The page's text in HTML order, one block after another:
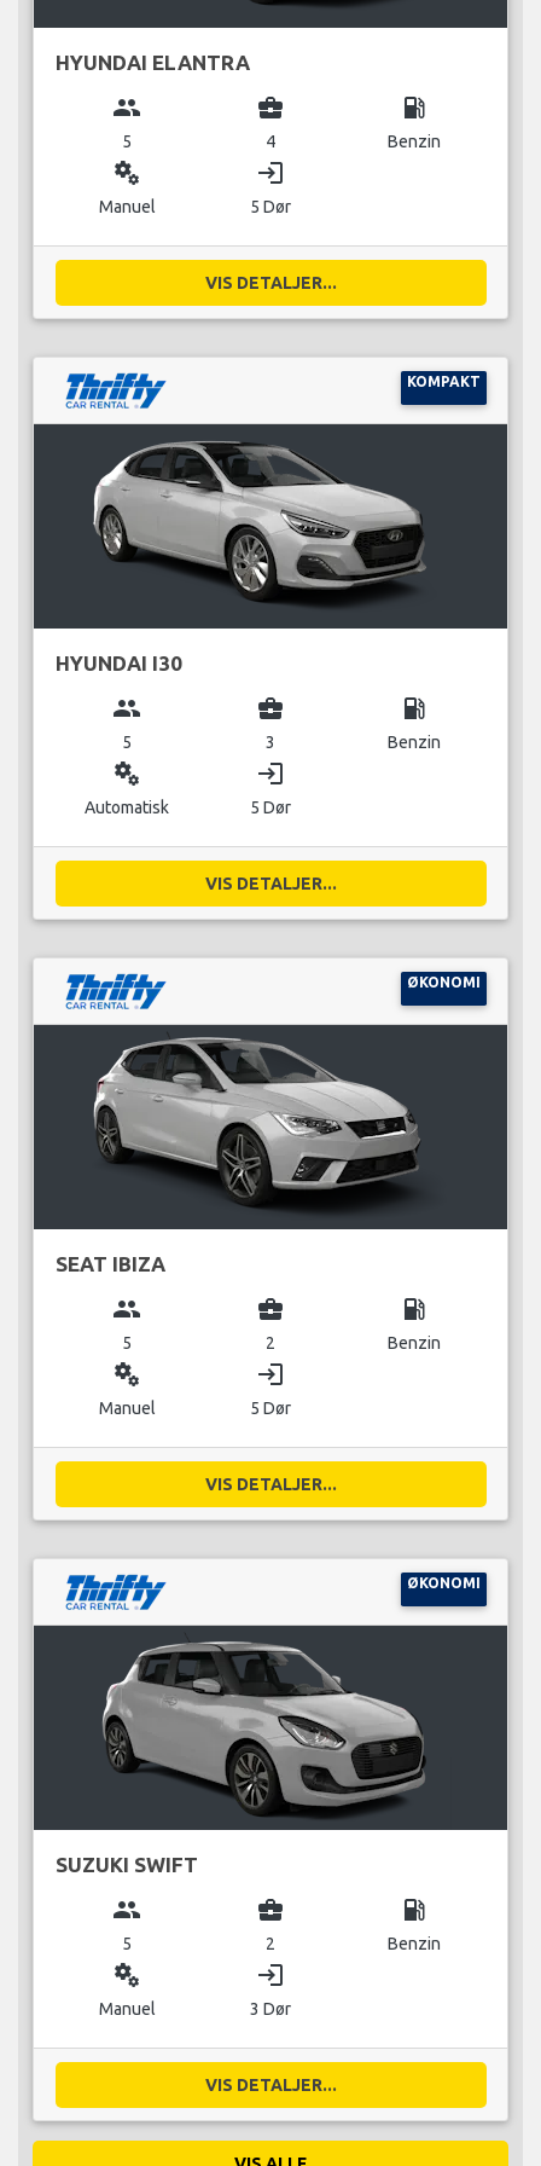
HYUNDAI ELANTRA
group
5
business_center
4
local_gas_station
Benzin
miscellaneous_services
Manuel
login
5 Dør
VIS DETALJER...
KOMPAKT
HYUNDAI I30
group
5
business_center
3
local_gas_station
Benzin
miscellaneous_services
Automatisk
login
5 Dør
VIS DETALJER...
ØKONOMI
SEAT IBIZA
group
5
business_center
2
local_gas_station
Benzin
miscellaneous_services
Manuel
login
5 Dør
VIS DETALJER...
ØKONOMI
SUZUKI SWIFT
group
5
business_center
2
local_gas_station
Benzin
miscellaneous_services
Manuel
login
3 Dør
VIS DETALJER...